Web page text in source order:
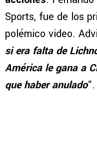
Sports, fue de los
polémico video.
si era falta de
América le gana a
que haber anulado“.